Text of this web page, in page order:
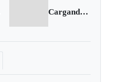
Cargando siguiente...